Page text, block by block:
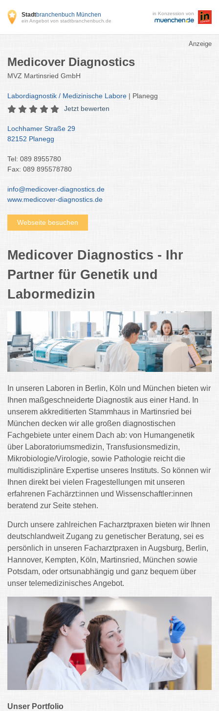
Stadtbranchenbuch München
ein Angebot von stadtbranchenbuch.de
in Konzession von
Anzeige
Medicover Diagnostics
MVZ Martinsried GmbH
Labordiagnostik / Medizinische Labore | Planegg
Jetzt bewerten
Lochhamer Straße 29
82152 Planegg
Tel: 089 8955780
Fax: 089 895578780
info@medicover-diagnostics.de
www.medicover-diagnostics.de
Webseite besuchen
Medicover Diagnostics - Ihr
Partner für Genetik und
Labormedizin
In unseren Laboren in Berlin, Köln und München bieten wir
Ihnen maßgeschneiderte Diagnostik aus einer Hand. In
unserem akkreditierten Stammhaus in Martinsried bei
München decken wir alle großen diagnostischen
Fachgebiete unter einem Dach ab: von Humangenetik
über Laboratoriumsmedizin, Transfusionsmedizin,
Mikrobiologie/Virologie, sowie Pathologie reicht die
multidisziplinäre Expertise unseres Instituts. So können wir
Ihnen direkt bei vielen Fragestellungen mit unseren
erfahrenen Fachärzt:innen und Wissenschaftler:innen
beratend zur Seite stehen.
Durch unsere zahlreichen Facharztpraxen bieten wir Ihnen
deutschlandweit Zugang zu genetischer Beratung, sei es
persönlich in unseren Facharztpraxen in Augsburg, Berlin,
Hannover, Kempten, Köln, Martinsried, München sowie
Potsdam, oder ortsunabhängig und ganz bequem über
unser telemedizinisches Angebot.
Unser Portfolio